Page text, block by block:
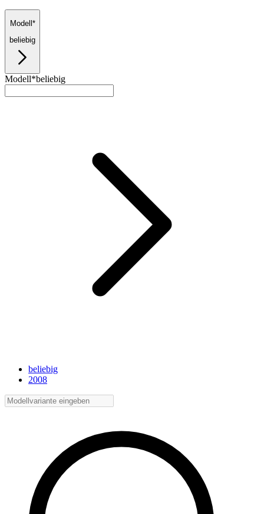
Modell*
beliebig
Modell*beliebig
beliebig
2008